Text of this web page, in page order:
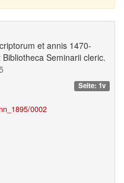
et annis 1470-
Seminarii cleric.
Seite: 1v
0002